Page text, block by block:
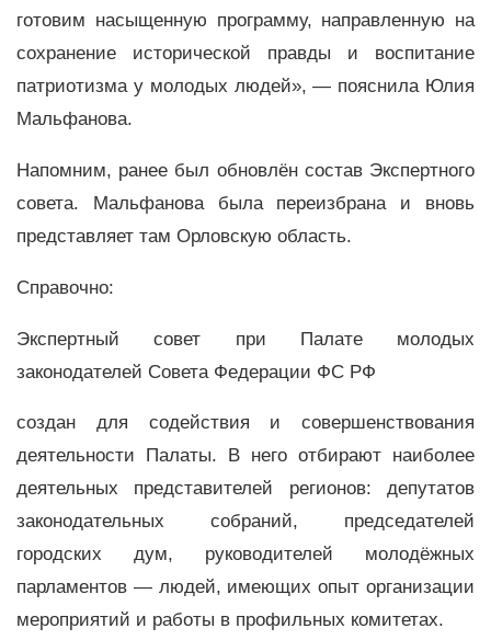
готовим насыщенную программу, направленную на
сохранение исторической правды и воспитание
патриотизма у молодых людей», — пояснила Юлия
Мальфанова.
Напомним, ранее был обновлён состав Экспертного
совета. Мальфанова была переизбрана и вновь
представляет там Орловскую область.
Справочно:
Экспертный совет при Палате молодых
законодателей Совета Федерации ФС РФ
создан для содействия и совершенствования
деятельности Палаты. В него отбирают наиболее
деятельных представителей регионов: депутатов
законодательных собраний, председателей
городских дум, руководителей молодёжных
парламентов — людей, имеющих опыт организации
мероприятий и работы в профильных комитетах.